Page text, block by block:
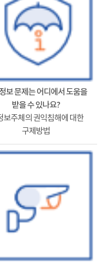
보 문제는 어디에서 도움을
받을 수 있나요?
보주체의 권익침해에 대한
구제방법